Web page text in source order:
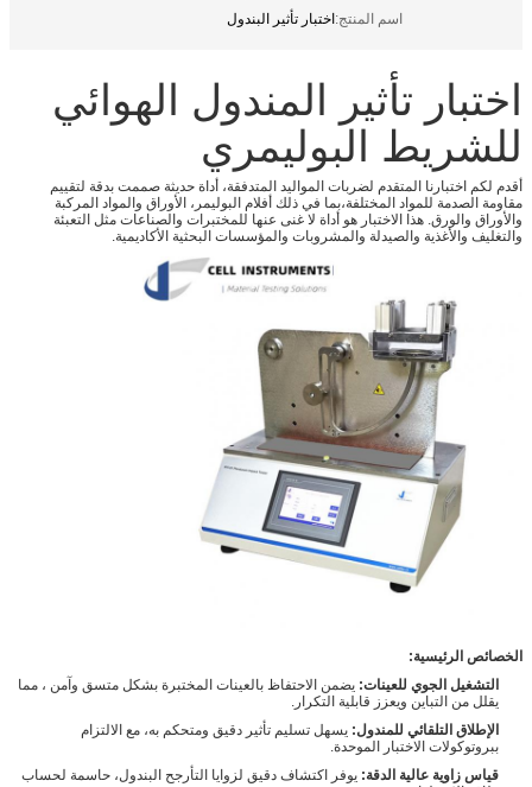
اسم المنتج:اختبار تأثير البندول
اختبار تأثير المندول الهوائي
للشريط البوليمري
أقدم لكم اختبارنا المتقدم لضربات المواليد المتدفقة، أداة حديثة صممت بدقة لتقييم
مقاومة الصدمة للمواد المختلفة،بما في ذلك أفلام البوليمر، الأوراق والمواد المركبة
والأوراق والورق. هذا الاختبار هو أداة لا غنى عنها للمختبرات والصناعات مثل التعبئة
والتغليف والأغذية والصيدلة والمشروبات والمؤسسات البحثية الأكاديمية.
الخصائص الرئيسية:
التشغيل الجوي للعينات: يضمن الاحتفاظ بالعينات المختبرة بشكل متسق وآمن ، مما
يقلل من التباين ويعزز قابلية التكرار.
الإطلاق التلقائي للمندول: يسهل تسليم تأثير دقيق ومتحكم به، مع الالتزام
ببروتوكولات الاختبار الموحدة.
قياس زاوية عالية الدقة: يوفر اكتشاف دقيق لزوايا التأرجح البندول، حاسمة لحساب